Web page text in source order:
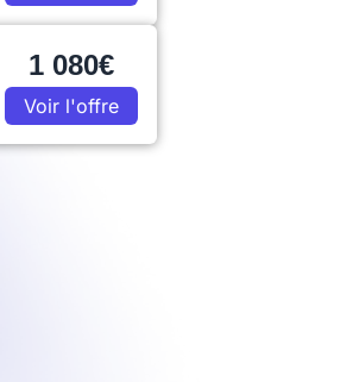
1 080€
Voir l'offre